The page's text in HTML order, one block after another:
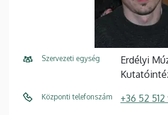
Szervezeti egység
Erdélyi
Központi telefonszám +36 52